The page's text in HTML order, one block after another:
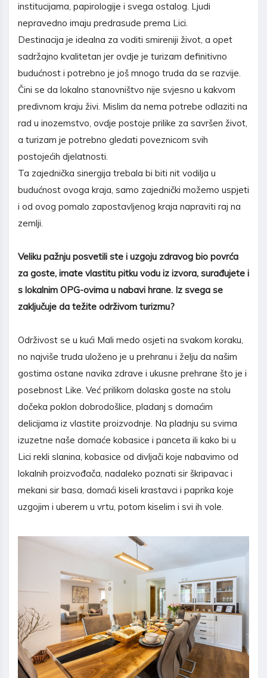
institucijama, papirologije i svega ostalog. Ljudi
nepravedno imaju predrasude prema Lici.
Destinacija je idealna za voditi smireniji život, a opet
sadržajno kvalitetan jer ovdje je turizam definitivno
budućnost i potrebno je još mnogo truda da se razvije.
Čini se da lokalno stanovništvo nije svjesno u kakvom
predivnom kraju živi. Mislim da nema potrebe odlaziti na
rad u inozemstvo, ovdje postoje prilike za savršen život,
a turizam je potrebno gledati poveznicom svih
postojećih djelatnosti.
Ta zajednička sinergija trebala bi biti nit vodilja u
budućnost ovoga kraja, samo zajednički možemo uspjeti
i od ovog pomalo zapostavljenog kraja napraviti raj na
zemlji.
Veliku pažnju posvetili ste i uzgoju zdravog bio povrća
za goste, imate vlastitu pitku vodu iz izvora, surađujete i
s lokalnim OPG-ovima u nabavi hrane. Iz svega se
zaključuje da težite održivom turizmu?
Održivost se u kući Mali medo osjeti na svakom koraku,
no najviše truda uloženo je u prehranu i želju da našim
gostima ostane navika zdrave i ukusne prehrane što je i
posebnost Like. Već prilikom dolaska goste na stolu
dočeka poklon dobrodošlice, pladanj s domaćim
delicijama iz vlastite proizvodnje. Na pladnju su svima
izuzetne naše domaće kobasice i panceta ili kako bi u
Lici rekli slanina, kobasice od divljači koje nabavimo od
lokalnih proizvođača, nadaleko poznati sir škripavac i
mekani sir basa, domaći kiseli krastavci i paprika koje
uzgojim i uberem u vrtu, potom kiselim i svi ih vole.